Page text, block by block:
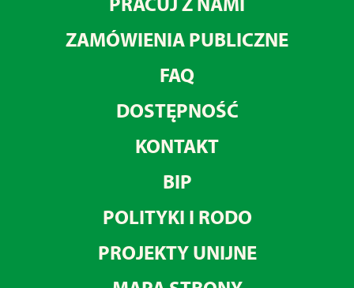
ZAMÓWIENIA PUBLICZNE
FAQ
DOSTĘPNOŚĆ
KONTAKT
BIP
POLITYKI I RODO
PROJEKTY UNIJNE